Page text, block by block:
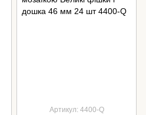
Артикул: 4400-Q